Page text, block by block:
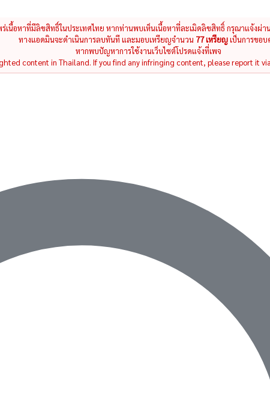
ร่เนื้อหาที่มีลิขสิทธิ์ในประเทศไทย หากท่านพบเห็นเนื้อหาที่ละเมิดลิขสิทธิ์ กรุณาแจ้งผ่า
ทางแอดมินจะดำเนินการลบทันที และมอบเหรียญจำนวน 77 เหรียญเป็นการขอ
หากพบปัญหาการใช้งานเว็บไซต์โปรดแจ้งที่เพจ
content in Thailand. If you find any infringing content, please report it